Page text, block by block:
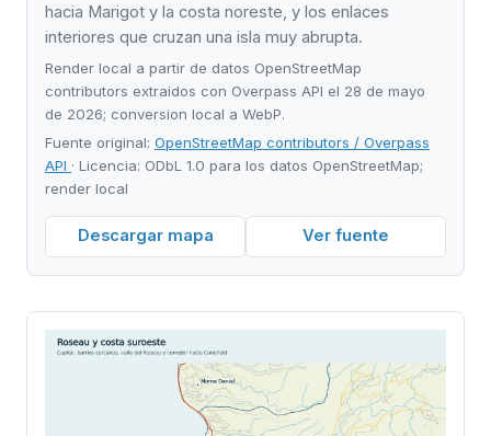
hacia Marigot y la costa noreste, y los enlaces
interiores que cruzan una isla muy abrupta.
Render local a partir de datos OpenStreetMap
contributors extraidos con Overpass API el 28 de mayo
de 2026; conversion local a WebP.
Fuente original: OpenStreetMap contributors / Overpass
API · Licencia: ODbL 1.0 para los datos OpenStreetMap;
render local
Descargar mapa Ver fuente